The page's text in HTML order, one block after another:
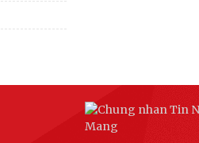
có công nhân kỷ
binh - Liệt sĩ